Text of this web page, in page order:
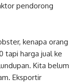
pendorong
kenapa orang
tapi harga jual ke
Kita belum
Eksportir